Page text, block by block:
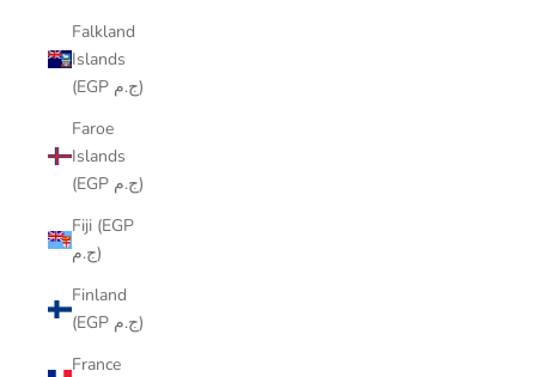
Falkland
Islands
(EGP ج.م)
Faroe
Islands
(EGP ج.م)
Fiji (EGP
ج.م)
Finland
(EGP ج.م)
France